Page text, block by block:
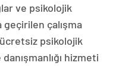
ve psikolojik
geçirilen çalışma
ücretsiz psikolojik
hizmeti